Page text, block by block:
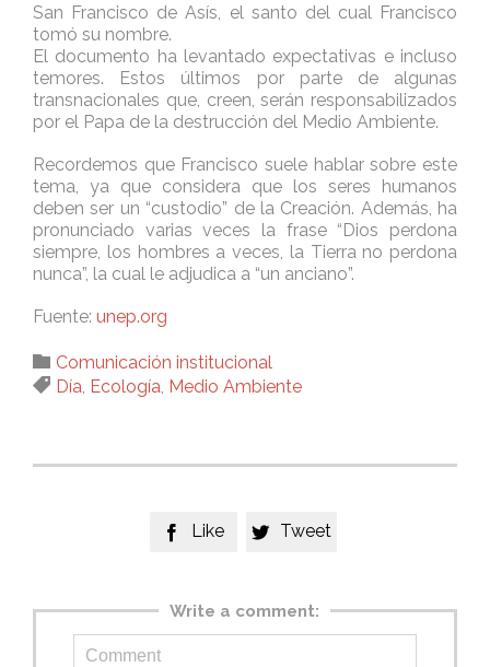
San Francisco de Asís, el santo del cual Francisco
tomó su nombre.
El documento ha levantado expectativas e incluso
temores. Estos últimos por parte de algunas
transnacionales que, creen, serán responsabilizados
por el Papa de la destrucción del Medio Ambiente.
Recordemos que Francisco suele hablar sobre este
tema, ya que considera que los seres humanos
deben ser un “custodio” de la Creación. Además, ha
pronunciado varias veces la frase “Dios perdona
siempre, los hombres a veces, la Tierra no perdona
nunca”, la cual le adjudica a “un anciano”.
Fuente: unep.org
 Category
Comunicación institucional
 Tags
Día, Ecología, Medio Ambiente
 Like  Tweet
Write a comment: